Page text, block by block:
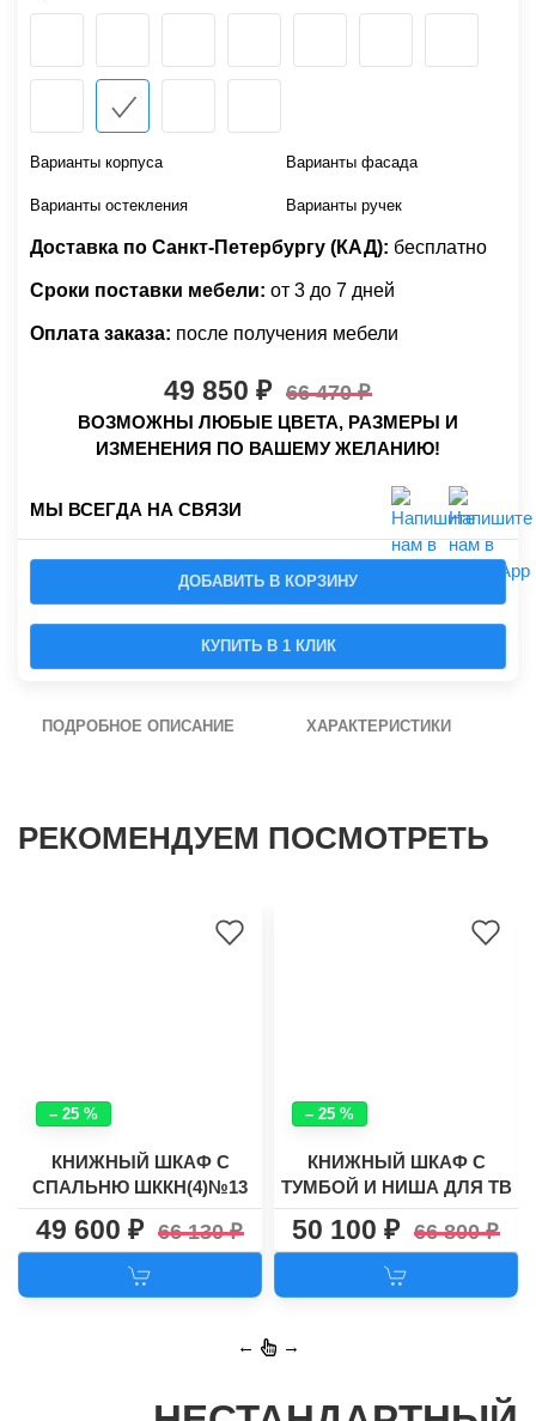
Варианты корпуса Варианты фасада
Варианты остекления Варианты ручек
Доставка по Санкт-Петербургу (КАД): бесплатно
Сроки поставки мебели: от 3 до 7 дней
Оплата заказа: после получения мебели
49 850 66 470
ВОЗМОЖНЫ ЛЮБЫЕ ЦВЕТА, РАЗМЕРЫ И
ИЗМЕНЕНИЯ ПО ВАШЕМУ ЖЕЛАНИЮ!
МЫ ВСЕГДА НА СВЯЗИ
ДОБАВИТЬ В КОРЗИНУ
КУПИТЬ В 1 КЛИК
ПОДРОБНОЕ ОПИСАНИЕ ХАРАКТЕРИСТИКИ
РЕКОМЕНДУЕМ ПОСМОТРЕТЬ
– 25 %
КНИЖНЫЙ ШКАФ С
СПАЛЬНЮ ШККН(4)№13
49 600 66 130
– 25 %
КНИЖНЫЙ ШКАФ С
ТУМБОЙ И НИША ДЛЯ ТВ
ЛАУНЧ ШККН(4)№7
50 100 66 800
← →